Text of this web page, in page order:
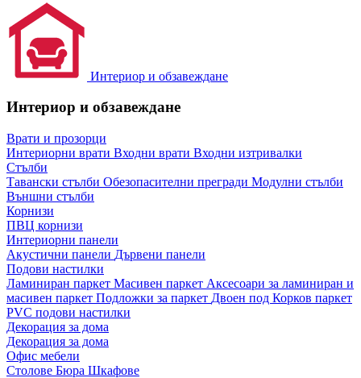
Интериор и обзавеждане
Интериор и обзавеждане
Врати и прозорци
Интериорни врати Входни врати Входни изтривалки
Стълби
Тавански стълби Обезопасителни прегради Модулни стълби
Външни стълби
Корнизи
ПВЦ корнизи
Интериорни панели
Акустични панели Дървени панели
Подови настилки
Ламиниран паркет Масивен паркет Аксесоари за ламиниран и
масивен паркет Подложки за паркет Двоен под Корков паркет
PVC подови настилки
Декорация за дома
Декорация за дома
Офис мебели
Столове Бюра Шкафове